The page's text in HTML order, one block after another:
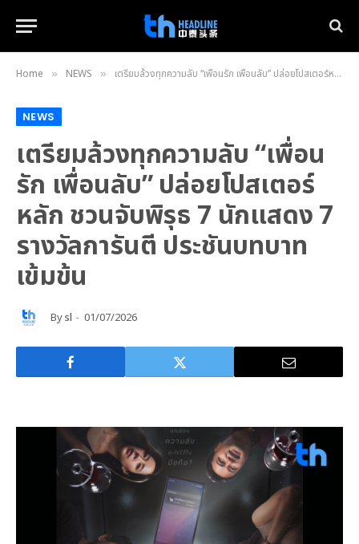
Home » NEWS » เตรียมล้วงทุกความลับ “เพื่อนรัก เพื่อนลับ” ปล่อยโปสเตอร์หลัก ชวนจับพิรุธ 7 นักแสดง 7 รางวัลการันตี ประชันบทบาทเข้มข้น
NEWS
เตรียมล้วงทุกความลับ “เพื่อน
รัก เพื่อนลับ” ปล่อยโปสเตอร์
หลัก ชวนจับพิรุธ 7 นักแสดง 7
รางวัลการันตี ประชันบทบาท
เข้มข้น
Bysl 01/07/2026